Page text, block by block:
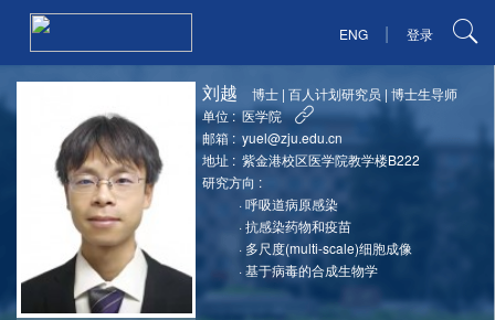
ENG | 登录
刘越 博士 |百人计划研究员 |博士生导师
单位 : 医学院
邮箱 : yuel@zju.edu.cn
地址 : 紫金港校区医学院教学楼B222
研究方向 :
·呼吸道病原感染
·抗感染药物和疫苗
· 多尺度(multi-scale)细胞成像
·基于病毒的合成生物学